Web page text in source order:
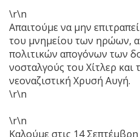
\r\n
Απαιτούμε να μην
του μνημείου των ηρώων,
πολιτικών απογόνων των
νοσταλγούς του Χίτλερ
νεοναζιστική Χρυσή Αυγή.
\r\n
\r\n
Καλούμε στις 14